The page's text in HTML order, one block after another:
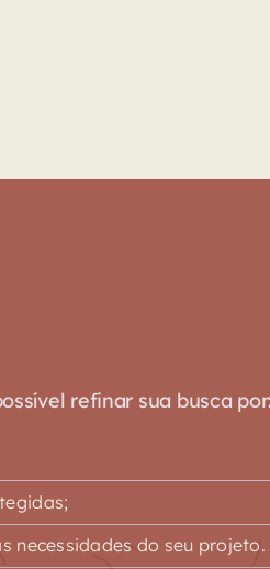
refinar sua busca
necessidades do seu projeto.